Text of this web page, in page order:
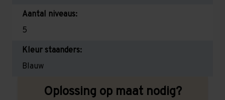
Aantal niveaus:
5
Kleur staanders:
Blauw
Oplossing op maat nodig?